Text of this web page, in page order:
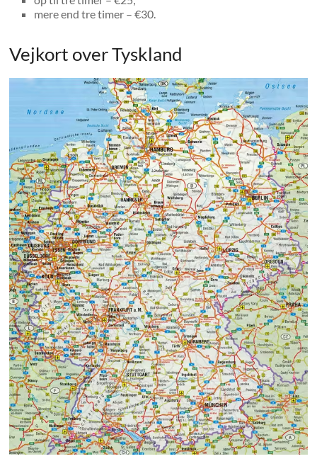
mere end tre timer – €30.
Vejkort over Tyskland